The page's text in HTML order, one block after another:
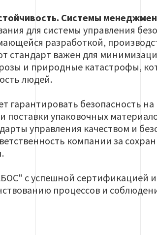
Системы
для системы управления
разработкой,
стандарт важен для
и природные катастрофы,
людей.
гарантировать безопасность
поставки упаковочных
управления качеством и
компании за
с успешной сертификацией
процессов и